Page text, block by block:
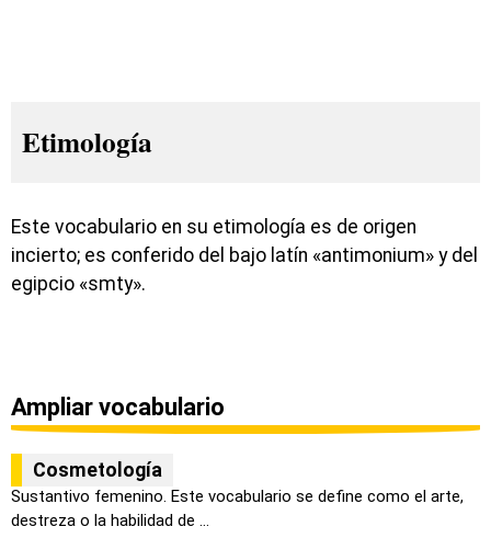
Etimología
Este vocabulario en su etimología es de origen
incierto; es conferido del bajo latín «antimonium» y del
egipcio «smty».
Ampliar vocabulario
Cosmetología
Sustantivo femenino. Este vocabulario se define como el arte,
destreza o la habilidad de ...